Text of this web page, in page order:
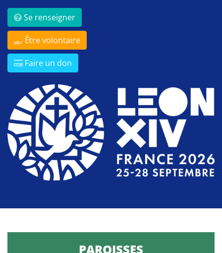
Se renseigner
Être volontaire
Faire un don
PAROISSES